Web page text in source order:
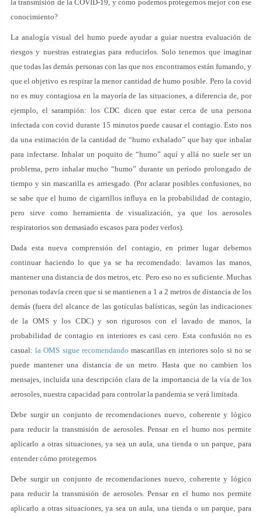
la transmisión de la COVID-19, y cómo podemos protegernos mejor con ese
conocimiento?
La analogía visual del humo puede ayudar a guiar nuestra evaluación de
riesgos y nuestras estrategias para reducirlos. Solo tenemos que imaginar
que todas las demás personas con las que nos encontramos están fumando, y
que el objetivo es respirar la menor cantidad de humo posible. Pero la covid
no es muy contagiosa en la mayoría de las situaciones, a diferencia de, por
ejemplo, el sarampión: los CDC dicen que estar cerca de una persona
infectada con covid durante 15 minutos puede causar el contagio. Esto nos
da una estimación de la cantidad de “humo exhalado” que hay que inhalar
para infectarse. Inhalar un poquito de “humo” aquí y allá no suele ser un
problema, pero inhalar mucho “humo” durante un período prolongado de
tiempo y sin mascarilla es arriesgado. (Por aclarar posibles confusiones, no
se sabe que el humo de cigarrillos influya en la probabilidad de contagio,
pero sirve como herramienta de visualización, ya que los aerosoles
respiratorios son demasiado escasos para poder verlos).
Dada esta nueva comprensión del contagio, en primer lugar debemos
continuar haciendo lo que ya se ha recomendado: lavarnos las manos,
mantener una distancia de dos metros, etc. Pero eso no es suficiente. Muchas
personas todavía creen que si se mantienen a 1 a 2 metros de distancia de los
demás (fuera del alcance de las gotículas balísticas, según las indicaciones
de la OMS y los CDC) y son rigurosos con el lavado de manos, la
probabilidad de contagio en interiores es casi cero. Esta confusión no es
casual:la OMS sigue recomendando mascarillas en interiores solo si no se
puede mantener una distancia de un metro. Hasta que no cambien los
mensajes, incluida una descripción clara de la importancia de la vía de los
aerosoles, nuestra capacidad para controlar la pandemia se verá limitada.
Debe surgir un conjunto de recomendaciones nuevo, coherente y lógico
para reducir la transmisión de aerosoles. Pensar en el humo nos permite
aplicarlo a otras situaciones, ya sea un aula, una tienda o un parque, para
entender cómo protegernos
Debe surgir un conjunto de recomendaciones nuevo, coherente y lógico
para reducir la transmisión de aerosoles. Pensar en el humo nos permite
aplicarlo a otras situaciones, ya sea un aula, una tienda o un parque, para